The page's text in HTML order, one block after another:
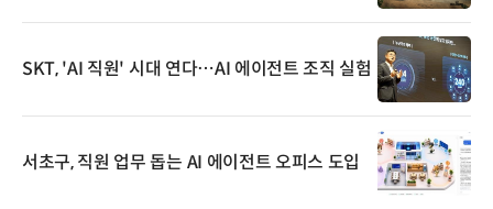
SKT, 'AI 직원' 시대 연다…AI 에이전트 조직 실험
서초구, 직원 업무 돕는 AI 에이전트 오피스 도입